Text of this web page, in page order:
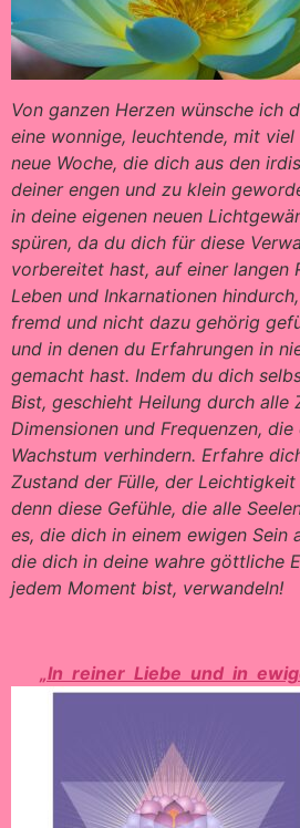
Von ganzen Herzen wünsche ich
eine wonnige, leuchtende, mit
neue Woche, die dich aus den
deiner engen und zu klein
in deine eigenen neuen
spüren, da du dich für diese
vorbereitet hast, auf einer langen
Leben und Inkarnationen
fremd und nicht dazu gehörig
und in denen du Erfahrungen in
gemacht hast. Indem du dich
Bist, geschieht Heilung durch alle
Dimensionen und Frequenzen,
Wachstum verhindern. Erfahre
Zustand der Fülle, der
denn diese Gefühle, die alle
es, die dich in einem ewigen Sein
die dich in deine wahre göttliche
jedem Moment bist, verwandeln!
„In reiner Liebe und in